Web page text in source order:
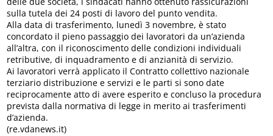
sulla tutela dei 24 posti di lavoro del punto vendita.
Alla data di trasferimento, lunedì 3 novembre, è stato
concordato il pieno passaggio dei lavoratori da un’azienda
all’altra, con il riconoscimento delle condizioni individuali
retributive, di inquadramento e di anzianità di servizio.
Ai lavoratori verrà applicato il Contratto collettivo nazionale
terziario distribuzione e servizi e le parti si sono date
reciprocamente atto di avere esperito e concluso la procedura
prevista dalla normativa di legge in merito ai trasferimenti
d’azienda.
(re.vdanews.it)